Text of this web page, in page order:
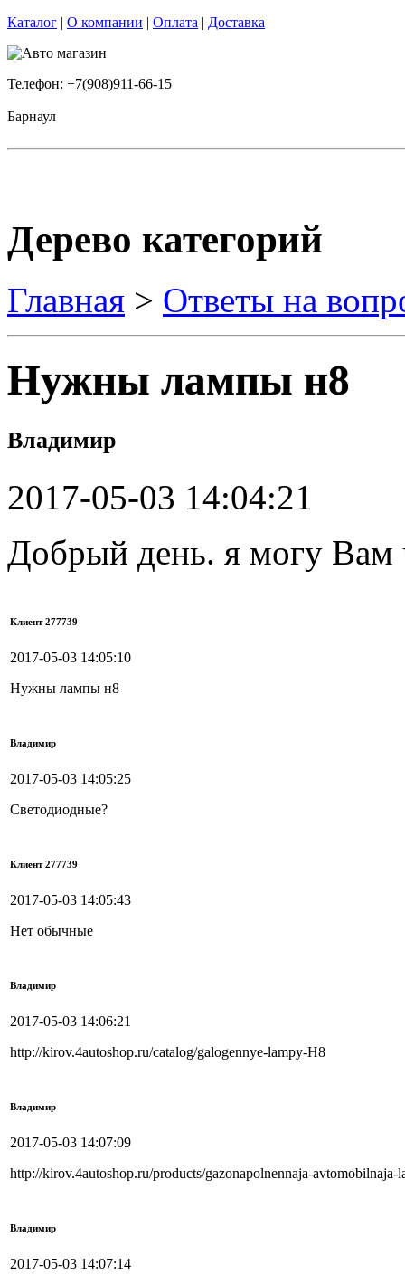
Каталог | О компании | Оплата | Доставка
Телефон: +7(908)911-66-15
Барнаул
Дерево категорий
Главная > Ответы на
Нужны лампы н8
Владимир
2017-05-03 14:04:21
Добрый день. я могу Вам
Клиент 277739
2017-05-03 14:05:10
Нужны лампы н8
Владимир
2017-05-03 14:05:25
Светодиодные?
Клиент 277739
2017-05-03 14:05:43
Нет обычные
Владимир
2017-05-03 14:06:21
http://kirov.4autoshop.ru/catalog/galogennye-lampy-H8
Владимир
2017-05-03 14:07:09
http://kirov.4autoshop.ru/products/gazonapolnennaja-
Владимир
2017-05-03 14:07:14